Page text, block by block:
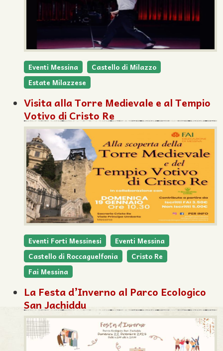
Eventi Messina
Castello di Milazzo
Estate Milazzese
Visita alla Torre Medievale e al Tempio
Votivo di Cristo Re
Eventi Forti Messinesi
Eventi Messina
Castello di Roccaguelfonia
Cristo Re
Fai Messina
La Festa d’Inverno al Parco Ecologico
San Jachiddu